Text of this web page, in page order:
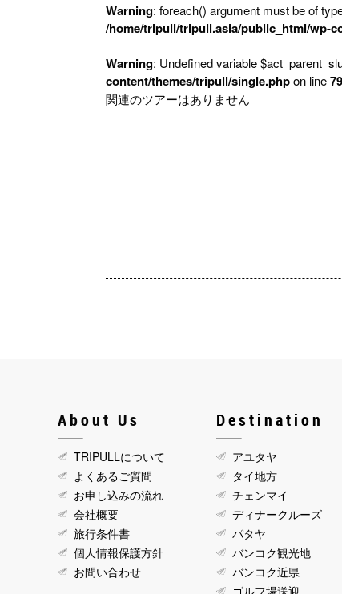
Warning: foreach() argument must be of
/home/tripull/tripull.asia/public_html/wp-
Warning: Undefined variable
content/themes/tripull/single.phpon line79
関連のツアーはありません
About Us
TRIPULLについて
よくあるご質問
お申し込みの流れ
会社概要
旅行条件書
個人情報保護方針
お問い合わせ
Destination
アユタヤ
タイ地方
チェンマイ
ディナークルーズ
パタヤ
バンコク観光地
バンコク近県